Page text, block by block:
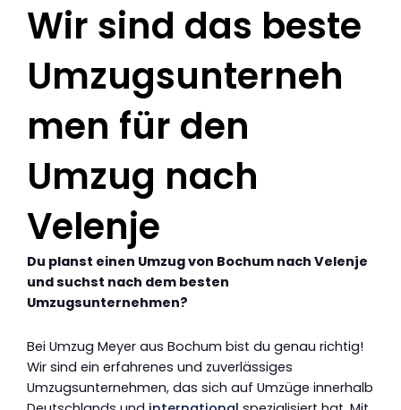
Wir sind das beste
Umzugsunterneh
men für den
Umzug nach
Velenje
Du planst einen Umzug von Bochum nach Velenje
und suchst nach dem besten
Umzugsunternehmen?
Bei Umzug Meyer aus Bochum bist du genau richtig!
Wir sind ein erfahrenes und zuverlässiges
Umzugsunternehmen, das sich auf Umzüge innerhalb